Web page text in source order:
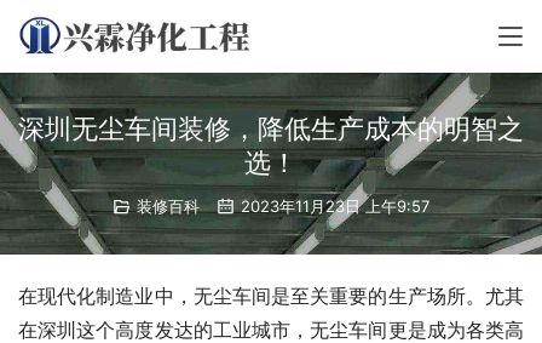
深圳无尘车间装修，降低生产成本的明智之
选！
装修百科 2023年11月23日 上午9:57
在现代化制造业中，无尘车间是至关重要的生产场所。尤其
在深圳这个高度发达的工业城市，无尘车间更是成为各类高